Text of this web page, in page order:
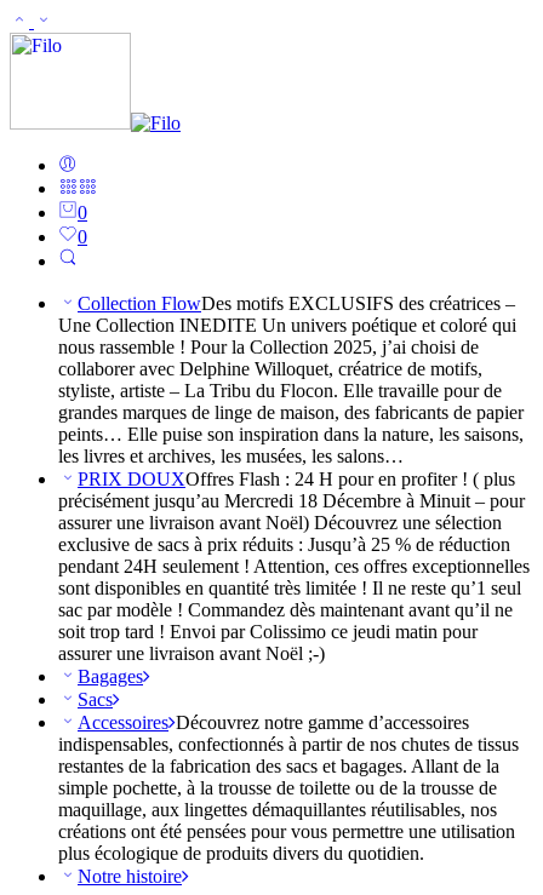
0
0
Collection FlowDes motifs EXCLUSIFS des créatrices –
Une Collection INEDITE Un univers poétique et coloré qui
nous rassemble ! Pour la Collection 2025, j’ai choisi de
collaborer avec Delphine Willoquet, créatrice de motifs,
styliste, artiste – La Tribu du Flocon. Elle travaille pour de
grandes marques de linge de maison, des fabricants de papier
peints… Elle puise son inspiration dans la nature, les saisons,
les livres et archives, les musées, les salons…
PRIX DOUXOffres Flash : 24 H pour en profiter ! ( plus
précisément jusqu’au Mercredi 18 Décembre à Minuit – pour
assurer une livraison avant Noël) Découvrez une sélection
exclusive de sacs à prix réduits : Jusqu’à 25 % de réduction
pendant 24H seulement ! Attention, ces offres exceptionnelles
sont disponibles en quantité très limitée ! Il ne reste qu’1 seul
sac par modèle ! Commandez dès maintenant avant qu’il ne
soit trop tard ! Envoi par Colissimo ce jeudi matin pour
assurer une livraison avant Noël ;-)
Bagages
Sacs
Accessoires Découvrez notre gamme d’accessoires
indispensables, confectionnés à partir de nos chutes de tissus
restantes de la fabrication des sacs et bagages. Allant de la
simple pochette, à la trousse de toilette ou de la trousse de
maquillage, aux lingettes démaquillantes réutilisables, nos
créations ont été pensées pour vous permettre une utilisation
plus écologique de produits divers du quotidien.
Notre histoire